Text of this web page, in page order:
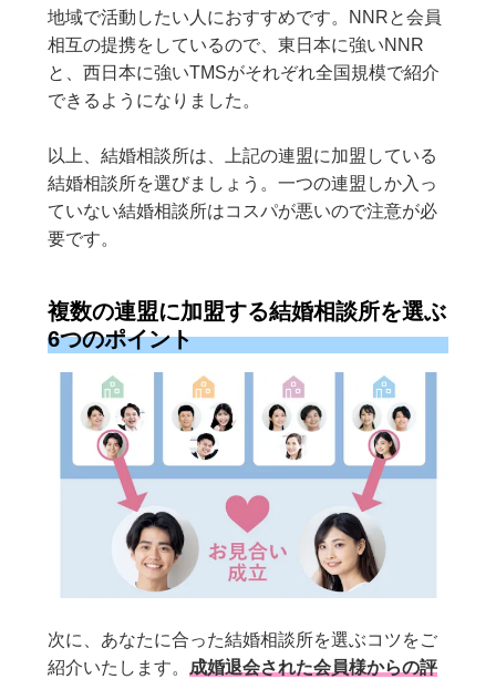
地域で活動したい人におすすめです。NNRと会員
相互の提携をしているので、東日本に強いNNR
と、西日本に強いTMSがそれぞれ全国規模で紹介
できるようになりました。
以上、結婚相談所は、上記の連盟に加盟している
結婚相談所を選びましょう。一つの連盟しか入っ
ていない結婚相談所はコスパが悪いので注意が必
要です。
複数の連盟に加盟する結婚相談所を選ぶ
6つのポイント
次に、あなたに合った結婚相談所を選ぶコツをご
紹介いたします。 成婚退会された会員様からの評